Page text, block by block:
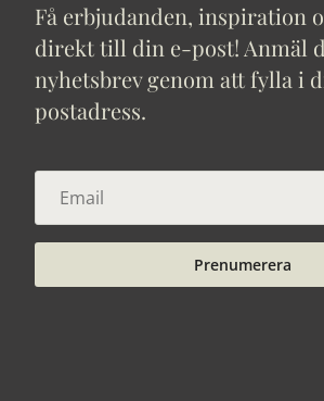
Få erbjudanden, inspiration
direkt till din e-post! Anmäl
nyhetsbrev genom att fylla i
postadress.
Prenumerera